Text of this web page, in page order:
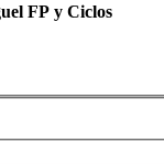
FP y Ciclos